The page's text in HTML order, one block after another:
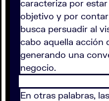
caracteriza por
objetivo y por
busca persuadir al
cabo aquella acción
generando una
negocio.
En otras palabras,